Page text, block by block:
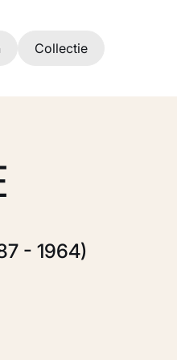
Collectie
- 1964)